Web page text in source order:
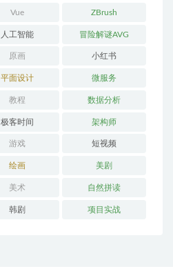
Vue ZBrush
人工智能 冒险解谜AVG
原画 小红书
平面设计 微服务
教程 数据分析
极客时间 架构师
游戏 短视频
绘画 美剧
美术 自然拼读
韩剧 项目实战